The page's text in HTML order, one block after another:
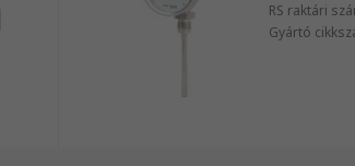
RS raktári
Gyártó